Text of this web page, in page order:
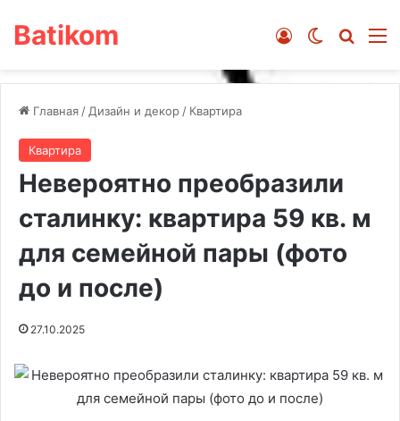
Batikom Switch skin
Войти
Главная / Дизайн и декор / Квартира
Квартира
Невероятно преобразили
сталинку: квартира 59 кв. м
для семейной пары (фото
до и после)
27.10.2025